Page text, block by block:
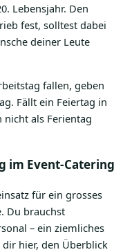
Lebensjahr. Den
fest, solltest dabei
deiner Leute
fallen, geben
Fällt ein Feiertag in
nicht als Ferientag
im Event-Catering
für ein grosses
Du brauchst
– ein ziemliches
hier, den Überblick